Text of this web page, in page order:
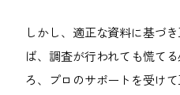
しかし、適正な資料に基づ
ば、調査が行われても慌て
ろ、プロのサポートを受け